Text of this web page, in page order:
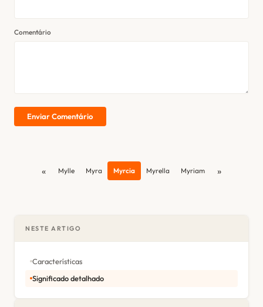
Comentário
Enviar Comentário
« Mylle Myra Myrcia Myrella Myriam »
NESTE ARTIGO
Características
Significado detalhado